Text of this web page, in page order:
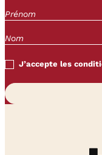
J’accepte les